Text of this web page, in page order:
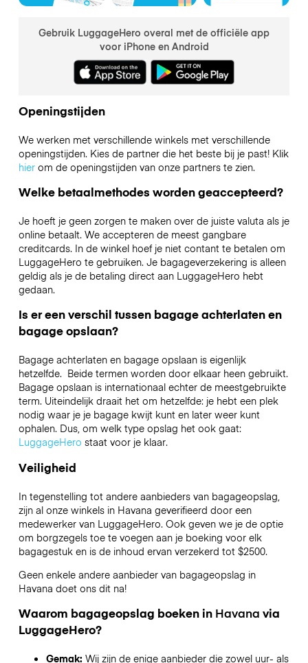
Gebruik LuggageHero overal met de officiële app
voor iPhone en Android
Openingstijden
We werken met verschillende winkels met verschillende
openingstijden. Kies de partner die het beste bij je past! Klik
hierom de openingstijden van onze partners te zien.
Welke betaalmethodes worden geaccepteerd?
Je hoeft je geen zorgen te maken over de juiste valuta als je
online betaalt. We accepteren de meest gangbare
creditcards. In de winkel hoef je niet contant te betalen om
LuggageHero te gebruiken. Je bagageverzekering is alleen
geldig als je de betaling direct aan LuggageHero hebt
gedaan.
Is er een verschil tussen bagage achterlaten en
bagage opslaan?
Bagage achterlaten en bagage opslaan is eigenlijk
hetzelfde. Beide termen worden door elkaar heen gebruikt.
Bagage opslaan is internationaal echter de meestgebruikte
term. Uiteindelijk draait het om hetzelfde: je hebt een plek
nodig waar je je bagage kwijt kunt en later weer kunt
ophalen. Dus, om welk type opslag het ook gaat:
LuggageHero staat voor je klaar.
Veiligheid
In tegenstelling tot andere aanbieders van bagageopslag,
zijn al onze winkels in Havana geverifieerd door een
medewerker van LuggageHero. Ook geven we je de optie
om borgzegels toe te voegen aan je boeking voor elk
bagagestuk en is de inhoud ervan verzekerd tot $2500.
Geen enkele andere aanbieder van bagageopslag in
Havana doet ons dit na!
Waarom bagageopslag boeken in Havana via
LuggageHero?
Gemak: Wij zijn de enige aanbieder die zowel uur- als